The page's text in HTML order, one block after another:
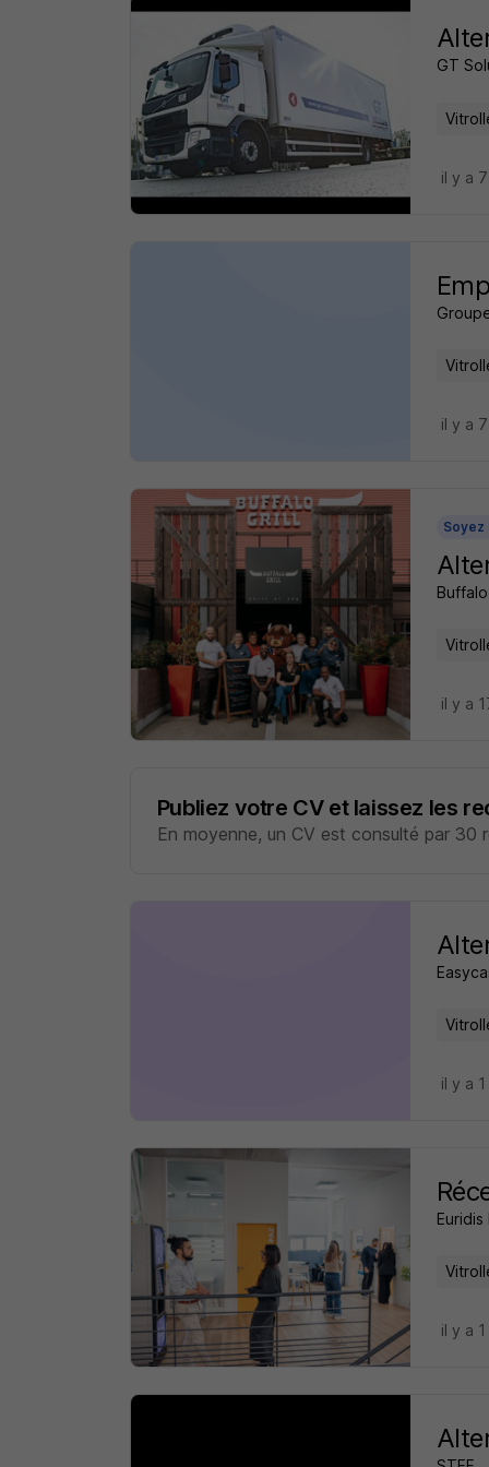
GT
il y a
il y a
Soyez
il y a
Publiez votre CV et laissez les
En moyenne, un CV est consulté par 30
il y a
il y a